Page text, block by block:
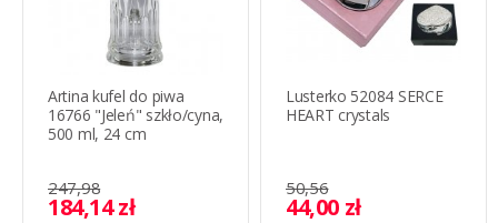
Artina kufel do piwa
16766 "Jeleń" szkło/cyna,
500 ml, 24 cm
247,98
184,14 zł
Lusterko 52084 SERCE
HEART crystals
50,56
44,00 zł